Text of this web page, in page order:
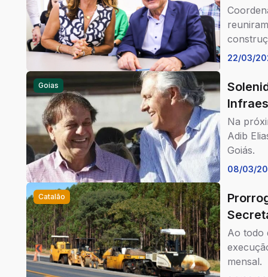
22/03/
Goias
Na
Adib
Goiás.
08/03/
Catalão
Ao todo
mensal.